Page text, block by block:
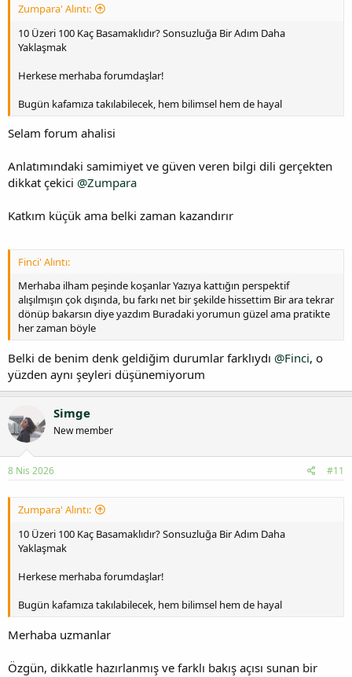
Zumpara' Alıntı:
10 Üzeri 100 Kaç Basamaklıdır? Sonsuzluğa Bir Adım Daha
Yaklaşmak
Herkese merhaba forumdaşlar!
Bugün kafamıza takılabilecek, hem bilimsel hem de hayal
Selam forum ahalisi
Anlatımındaki samimiyet ve güven veren bilgi dili gerçekten
dikkat çekici @Zumpara
Katkım küçük ama belki zaman kazandırır
Finci' Alıntı:
Merhaba ilham peşinde koşanlar Yazıya kattığın perspektif
alışılmışın çok dışında, bu farkı net bir şekilde hissettim Bir ara tekrar
dönüp bakarsın diye yazdım Buradaki yorumun güzel ama pratikte
her zaman böyle
Belki de benim denk geldiğim durumlar farklıydı @Finci, o
yüzden aynı şeyleri düşünemiyorum
Simge
New member
8 Nis 2026 #11
Zumpara' Alıntı:
10 Üzeri 100 Kaç Basamaklıdır? Sonsuzluğa Bir Adım Daha
Yaklaşmak
Herkese merhaba forumdaşlar!
Bugün kafamıza takılabilecek, hem bilimsel hem de hayal
Merhaba uzmanlar
Özgün, dikkatle hazırlanmış ve farklı bakış açısı sunan bir